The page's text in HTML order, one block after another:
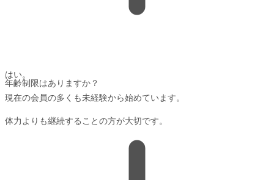
はい。
現在の会員の多くも未経験から始めています。
体力よりも継続することの方が大切です。
年齢制限はありますか？